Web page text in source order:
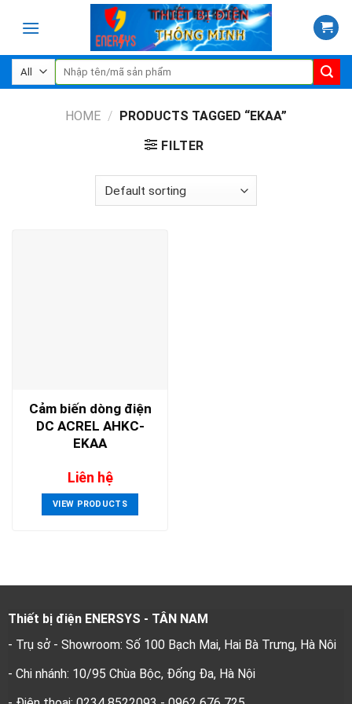
Search
for:
HOME / PRODUCTS TAGGED “EKAA”
FILTER
Cảm biến dòng điện
DC ACREL AHKC-
EKAA
Liên hệ
VIEW PRODUCTS
Thiết bị điện ENERSYS - TÂN NAM
- Trụ sở - Showroom: Số 100 Bạch Mai, Hai Bà Trưng, Hà Nôi
- Chi nhánh: 10/95 Chùa Bộc, Đống Đa, Hà Nội